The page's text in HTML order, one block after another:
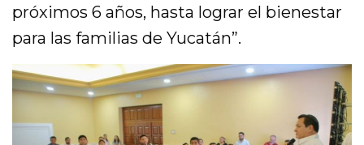
próximos 6 años, hasta lograr el bienestar
para las familias de Yucatán”.